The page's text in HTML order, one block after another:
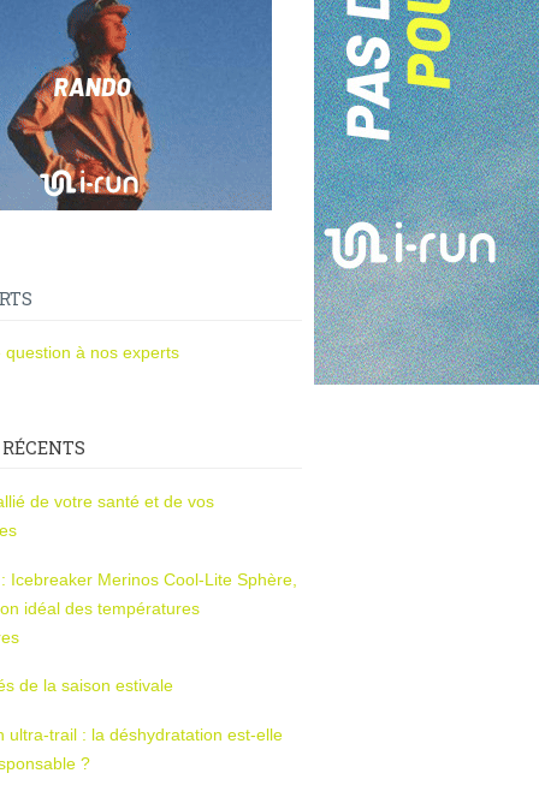
question à nos experts
de votre santé et de vos
Icebreaker Merinos Cool-Lite Sphère,
idéal des températures
de la saison estivale
ultra-trail : la déshydratation est-elle
?